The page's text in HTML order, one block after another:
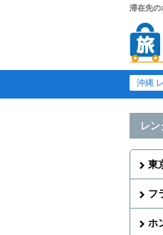
滞在先の
沖縄
レ
東
フ
ホ